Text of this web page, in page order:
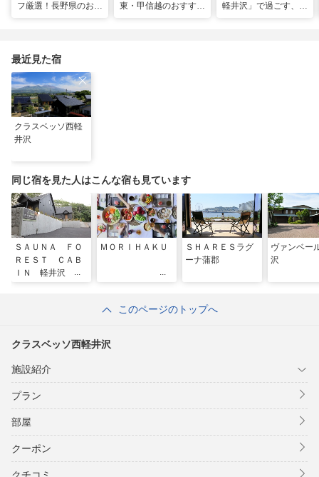
フ厳選！長野県のおす
東・甲信越のおすすめ
軽井沢」で過ごす、ア
最近見た宿
クラスベッソ西軽
井沢
同じ宿を見た人はこんな宿も見ています
ＳＡＵＮＡ ＦＯ
ＲＥＳＴ ＣＡＢ
ＩＮ 軽井沢 御
ＭＯＲＩＨＡＫＵ
ＳＨＡＲＥＳラグ
ーナ蒲郡
ヴァンベー
沢
このページのトップへ
クラスベッソ西軽井沢
施設紹介
プラン
部屋
クーポン